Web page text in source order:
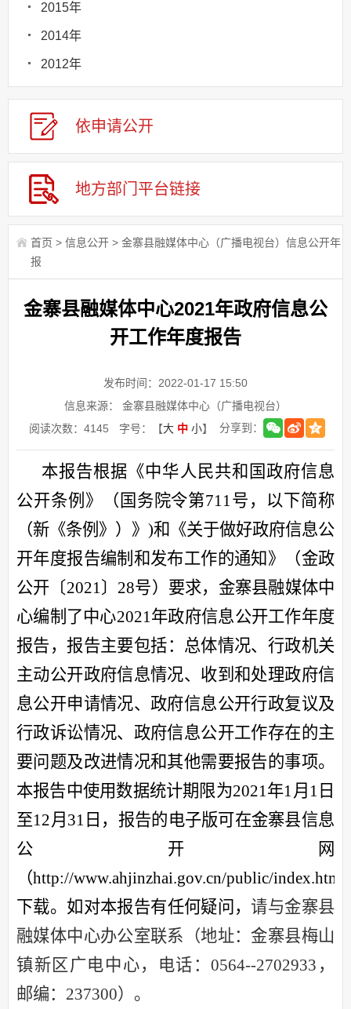
2015年
2014年
2012年
依申请公开
地方部门 平台链接
首页 > 信息公开 > 金寨县融媒体中心（广播电视台）信息公开年
报
金寨县融媒体中心2021年政府信息公
开工作年度报告
发布时间：2022-01-17 15:50
信息来源： 金寨县融媒体中心（广播电视台）
阅读次数：4145 字号：【大 中 小】 分享到：
本报告根据 《中华人民共和国政府信息
公开条例》（国务院令第711号，以下简称
（新《条例》）》)和 《关于做好政府信息公
开年度报告编制和发布工作的通知》（金政
公开〔2021〕28号）要求，金寨县融媒体中
心编制了中心2021年政府信息公开工作年度
报告，报告主要包括：总体情况、行政机关
主动公开政府信息情况、收到和处理政府信
息公开申请情况、政府信息公开行政复议及
行政诉讼情况、政府信息公开工作存在的主
要问题及改进情况和其他需要报告的事项。
本报告中使用数据统计期限为2021年1月1日
至12月31日， 报告的电子版可在金寨县信息
公开网
（http://www.ahjinzhai.gov.cn/public/index.html
下载。 如对本报告有任何疑问， 请与金寨县
融媒体中心办公室联系（地址：金寨县梅山
镇新区广电中心，电话：0564--2702933，
邮编：237300）。